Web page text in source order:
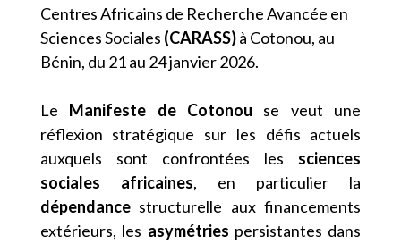
Centres Africains de Recherche Avancée en
Sciences Sociales (CARASS)à Cotonou, au
Bénin, du 21 au 24 janvier 2026.
Le Manifeste de Cotonou se veut une
réflexion stratégique sur les défis actuels
auxquels sont confrontées les sciences
sociales africaines, en particulier la
dépendancestructurelle aux financements
extérieurs, les asymétries persistantes dans